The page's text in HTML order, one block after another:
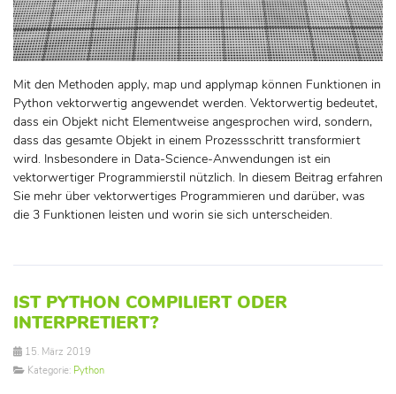
Mit den Methoden apply, map und applymap können Funktionen in
Python vektorwertig angewendet werden. Vektorwertig bedeutet,
dass ein Objekt nicht Elementweise angesprochen wird, sondern,
dass das gesamte Objekt in einem Prozessschritt transformiert
wird. Insbesondere in Data-Science-Anwendungen ist ein
vektorwertiger Programmierstil nützlich. In diesem Beitrag erfahren
Sie mehr über vektorwertiges Programmieren und darüber, was
die 3 Funktionen leisten und worin sie sich unterscheiden.
IST PYTHON COMPILIERT ODER
INTERPRETIERT?
15. März 2019
Kategorie: Python